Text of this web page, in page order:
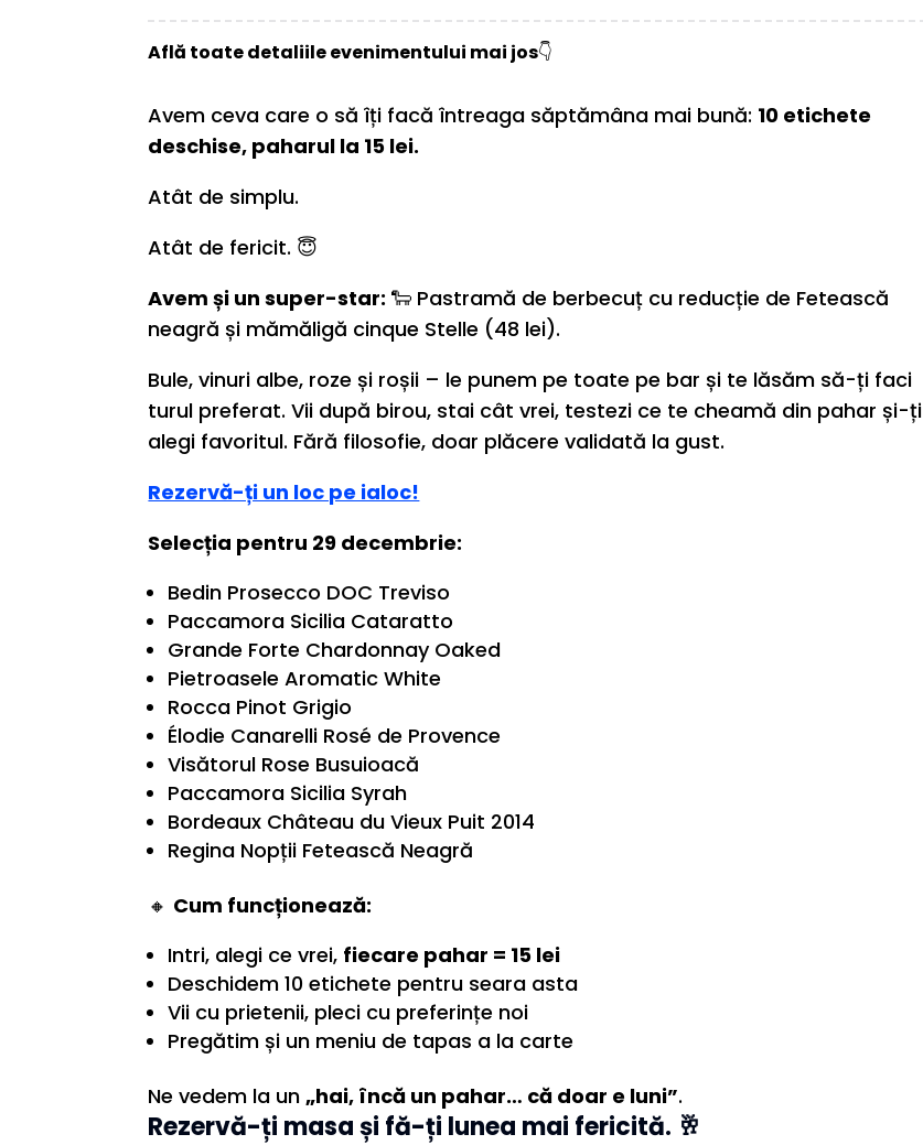
Află toate detaliile evenimentului mai jos👇
Avem ceva care o să îți facă întreaga săptămâna mai bună: 10 etichete
deschise, paharul la 15 lei.
Atât de simplu.
Atât de fericit. 😇
Avem și un super-star: 🐑 Pastramă de berbecuț cu reducție de Fetească
neagră și mămăligă cinque Stelle (48 lei).
Bule, vinuri albe, roze și roșii – le punem pe toate pe bar și te lăsăm să-ți faci
turul preferat. Vii după birou, stai cât vrei, testezi ce te cheamă din pahar și-ți
alegi favoritul. Fără filosofie, doar plăcere validată la gust.
Rezervă-ți un loc pe ialoc!
Selecția pentru 29 decembrie:
Bedin Prosecco DOC Treviso
Paccamora Sicilia Cataratto
Grande Forte Chardonnay Oaked
Pietroasele Aromatic White
Rocca Pinot Grigio
Élodie Canarelli Rosé de Provence
Visătorul Rose Busuioacă
Paccamora Sicilia Syrah
Bordeaux Château du Vieux Puit 2014
Regina Nopții Fetească Neagră
🔸 Cum funcționează:
Intri, alegi ce vrei, fiecare pahar = 15 lei
Deschidem 10 etichete pentru seara asta
Vii cu prietenii, pleci cu preferințe noi
Pregătim și un meniu de tapas a la carte
Ne vedem la un „hai, încă un pahar… că doar e luni”.
Rezervă-ți masași fă-ți lunea mai fericită. 🥂